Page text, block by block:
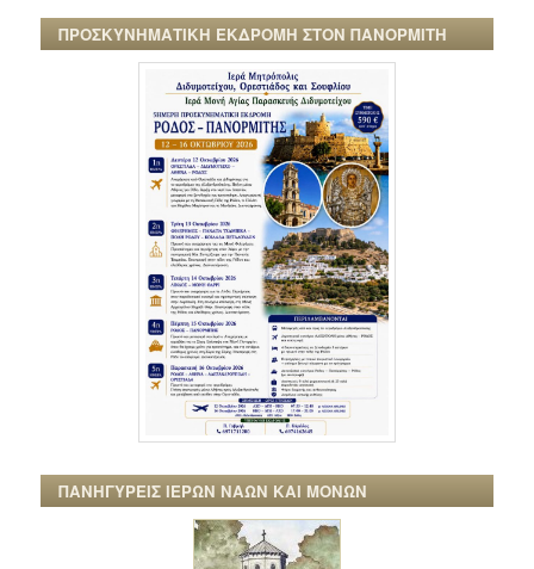
ΠΡΟΣΚΥΝΗΜΑΤΙΚΗ ΕΚΔΡΟΜΗ ΣΤΟΝ ΠΑΝΟΡΜΙΤΗ
ΠΑΝΗΓΥΡΕΙΣ ΙΕΡΩΝ ΝΑΩΝ ΚΑΙ ΜΟΝΩΝ